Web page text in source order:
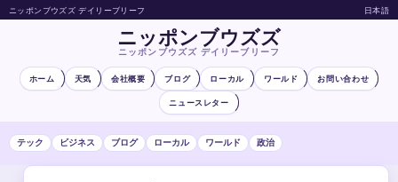
ニッポンブウズズ デイリーブリーフ 日本語
ニッポンブウズズ
ニッポンブウズズ デイリーブリーフ
ホーム 天気 会社概要 ブログ ローカル ワールド お問い合わせ
ニュースレター
テック ビジネス ブログ ローカル ワールド 政治